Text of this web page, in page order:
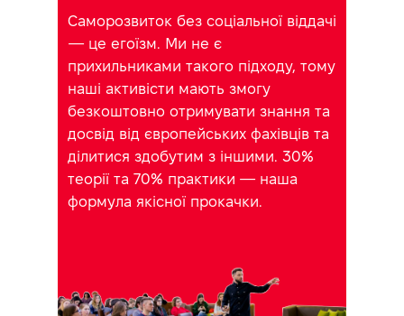
Саморозвиток без соціальної віддачі
— це егоїзм. Ми не є
прихильниками такого підходу, тому
наші активісти мають змогу
безкоштовно отримувати знання та
досвід від європейських фахівців та
ділитися здобутим з іншими. 30%
теорії та 70% практики — наша
формула якісної прокачки.